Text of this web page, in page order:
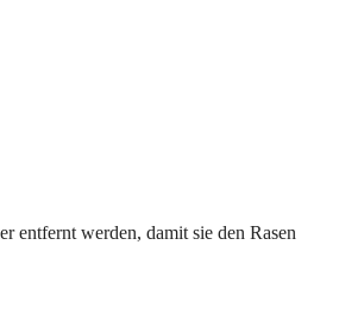
entfernt werden, damit sie den Rasen